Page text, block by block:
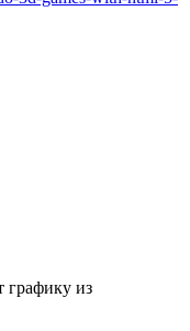
графику из